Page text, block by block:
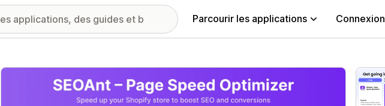
Parcourir les applications Connexion
Galerie d’images vedette